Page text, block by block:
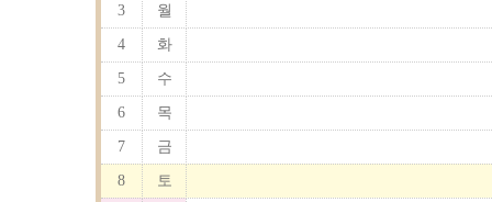
3 월
4 화
5 수
6 목
7 금
8 토